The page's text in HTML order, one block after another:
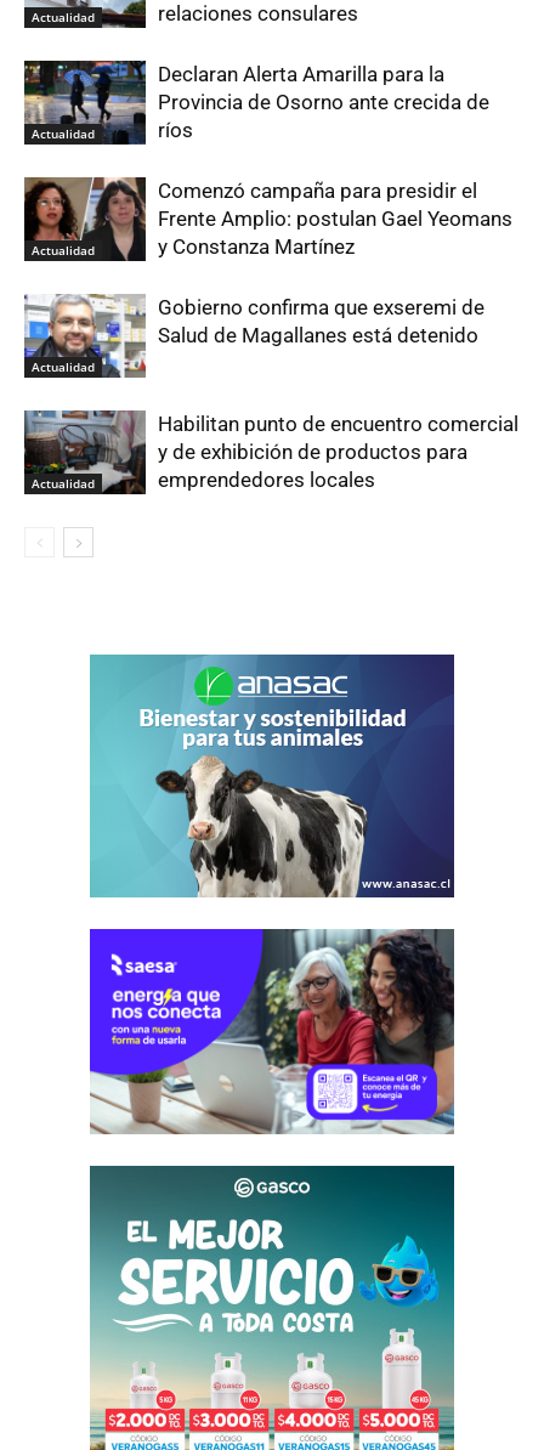
Actualidad
relaciones consulares
Actualidad
Declaran Alerta Amarilla para la
Provincia de Osorno ante crecida de
ríos
Actualidad
Comenzó campaña para presidir el
Frente Amplio: postulan Gael Yeomans
y Constanza Martínez
Actualidad
Gobierno confirma que exseremi de
Salud de Magallanes está detenido
Actualidad
Habilitan punto de encuentro comercial
y de exhibición de productos para
emprendedores locales